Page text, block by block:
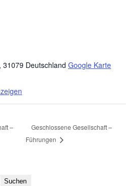
, 31079 Deutschland Google Karte
–
Geschlossene Gesellschaft –
Führungen
Suchen